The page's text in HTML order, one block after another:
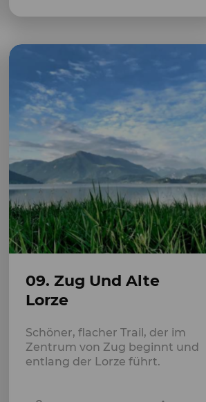
09. Zug Und Alte
Lorze
Schöner, flacher Trail, der im
Zentrum von Zug beginnt und
entlang der Lorze führt.